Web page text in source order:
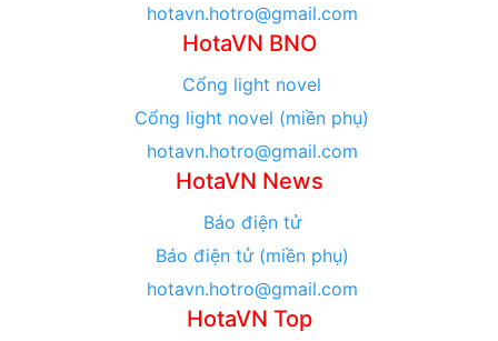
hotavn.hotro@gmail.com
HotaVN BNO
Cổng light novel
Cổng light novel (miền phụ)
hotavn.hotro@gmail.com
HotaVN News
Báo điện tử
Báo điện tử (miền phụ)
hotavn.hotro@gmail.com
HotaVN Top